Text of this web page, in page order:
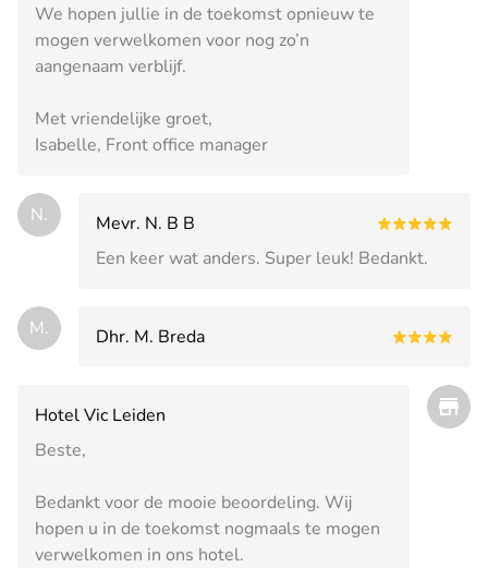
We hopen jullie in de toekomst opnieuw te
mogen verwelkomen voor nog zo’n
aangenaam verblijf.
Met vriendelijke groet,
Isabelle, Front office manager
N.
Mevr. N. B B
Een keer wat anders. Super leuk! Bedankt.
M. Dhr. M. Breda
Hotel Vic Leiden
Beste,
Bedankt voor de mooie beoordeling. Wij
hopen u in de toekomst nogmaals te mogen
verwelkomen in ons hotel.